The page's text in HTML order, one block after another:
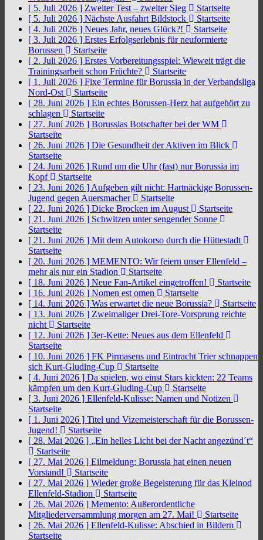
[ 5. Juli 2026 ] Zweiter Test – zweiter Sieg
Startseite
[ 5. Juli 2026 ] Nächste Ausfahrt Bildstock
Startseite
[ 4. Juli 2026 ] Neues Jahr, neues Glück?!
Startseite
[ 3. Juli 2026 ] Erstes Erfolgserlebnis für neuformierte
Borussen
Startseite
[ 2. Juli 2026 ] Erstes Vorbereitungsspiel: Wieweit trägt die
Trainingsarbeit schon Früchte?
Startseite
[ 1. Juli 2026 ] Fixe Termine für Borussia in der Verbandsliga
Nord-Ost
Startseite
[ 28. Juni 2026 ] Ein echtes Borussen-Herz hat aufgehört zu
schlagen
Startseite
[ 27. Juni 2026 ] Borussias Botschafter bei der WM
Startseite
[ 26. Juni 2026 ] Die Gesundheit der Aktiven im Blick
Startseite
[ 24. Juni 2026 ] Rund um die Uhr (fast) nur Borussia im
Kopf
Startseite
[ 23. Juni 2026 ] Aufgeben gilt nicht: Hartnäckige Borussen-
Jugend gegen Auersmacher
Startseite
[ 22. Juni 2026 ] Dicke Brocken im August
Startseite
[ 21. Juni 2026 ] Schwitzen unter sengender Sonne
Startseite
[ 21. Juni 2026 ] Mit dem Autokorso durch die Hüttestadt
Startseite
[ 20. Juni 2026 ] MEMENTO: Wir feiern unser Ellenfeld –
mehr als nur ein Stadion
Startseite
[ 18. Juni 2026 ] Neue Fan-Artikel eingetroffen!
Startseite
[ 16. Juni 2026 ] Nomen est omen
Startseite
[ 14. Juni 2026 ] Was erwartet die neue Borussia?
Startseite
[ 13. Juni 2026 ] Zweimaliger Drei-Tore-Vorsprung reichte
nicht
Startseite
[ 12. Juni 2026 ] 3er-Kette: Neues aus dem Ellenfeld
Startseite
[ 10. Juni 2026 ] FK Pirmasens und Eintracht Trier schnappen
sich Kurt-Gluding-Cup
Startseite
[ 4. Juni 2026 ] Da spielen, wo einst Stars kickten: 22 Teams
kämpfen um den Kurt-Gluding-Cup
Startseite
[ 3. Juni 2026 ] Ellenfeld-Kulisse: Namen und Notizen
Startseite
[ 1. Juni 2026 ] Titel und Vizemeisterschaft für die Borussen-
Jugend!
Startseite
[ 28. Mai 2026 ] „Ein helles Licht bei der Nacht angezünd´t“
Startseite
[ 27. Mai 2026 ] Eilmeldung: Borussia hat einen neuen
Vorstand!
Startseite
[ 27. Mai 2026 ] Wieder große Begeisterung für das Kleinod
Ellenfeld-Stadion
Startseite
[ 26. Mai 2026 ] Memento: Außerordentliche
Mitgliederversammlung morgen am 27. Mai!
Startseite
[ 26. Mai 2026 ] Ellenfeld-Kulisse: Abschied in Bildern
Startseite